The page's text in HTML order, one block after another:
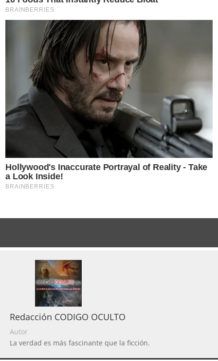
Redacción CODIGO OCULTO
Autor
La verdad es más fascinante que la ficción.